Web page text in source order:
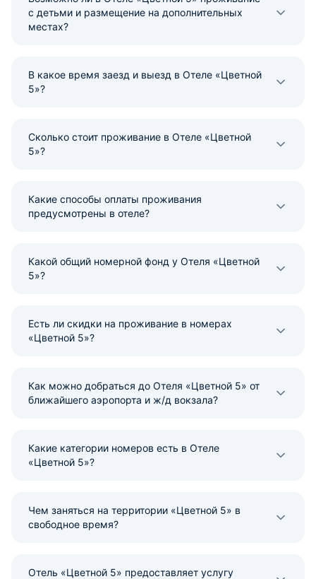
с детьми и размещение на дополнительных
местах?
В какое время заезд и выезд в Отеле «Цветной
5»?
Сколько стоит проживание в Отеле «Цветной
5»?
Какие способы оплаты проживания
предусмотрены в отеле?
Какой общий номерной фонд у Отеля «Цветной
5»?
Есть ли скидки на проживание в номерах
«Цветной 5»?
Как можно добраться до Отеля «Цветной 5» от
ближайшего аэропорта и ж/д вокзала?
Какие категории номеров есть в Отеле
«Цветной 5»?
Чем заняться на территории «Цветной 5» в
свободное время?
Отель «Цветной 5» предоставляет услугу